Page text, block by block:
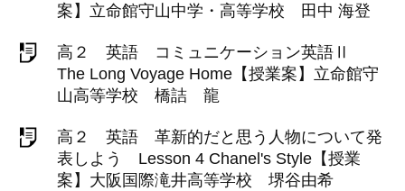
案】立命館守山中学・高等学校 田中 海登
高２ 英語 コミュニケーション英語Ⅱ
The Long Voyage Home【授業案】立命館守
山高等学校 橋詰 龍
高２ 英語 革新的だと思う人物について発
表しよう Lesson 4 Chanel's Style【授業
案】大阪国際滝井高等学校 堺谷由希